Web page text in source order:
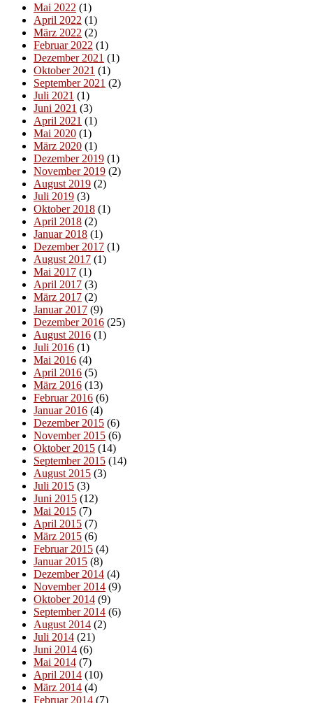
Mai 2022 (1)
April 2022 (1)
März 2022 (2)
Februar 2022 (1)
Dezember 2021 (1)
Oktober 2021 (1)
September 2021 (2)
Juli 2021 (1)
Juni 2021 (3)
April 2021 (1)
Mai 2020 (1)
März 2020 (1)
Dezember 2019 (1)
November 2019 (2)
August 2019 (2)
Juli 2019 (3)
Oktober 2018 (1)
April 2018 (2)
Januar 2018 (1)
Dezember 2017 (1)
August 2017 (1)
Mai 2017 (1)
April 2017 (3)
März 2017 (2)
Januar 2017 (9)
Dezember 2016 (25)
August 2016 (1)
Juli 2016 (1)
Mai 2016 (4)
April 2016 (5)
März 2016 (13)
Februar 2016 (6)
Januar 2016 (4)
Dezember 2015 (6)
November 2015 (6)
Oktober 2015 (14)
September 2015 (14)
August 2015 (3)
Juli 2015 (3)
Juni 2015 (12)
Mai 2015 (7)
April 2015 (7)
März 2015 (6)
Februar 2015 (4)
Januar 2015 (8)
Dezember 2014 (4)
November 2014 (9)
Oktober 2014 (9)
September 2014 (6)
August 2014 (2)
Juli 2014 (21)
Juni 2014 (6)
Mai 2014 (7)
April 2014 (10)
März 2014 (4)
Februar 2014 (7)